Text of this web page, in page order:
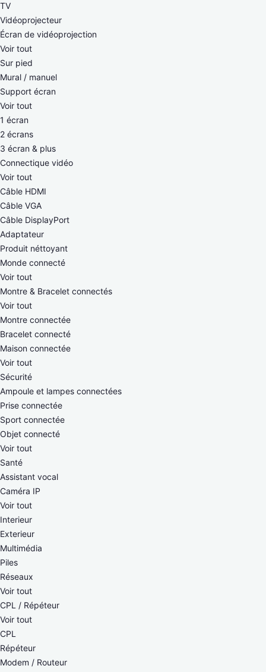
TV
Vidéoprojecteur
Écran de vidéoprojection
Voir tout
Sur pied
Mural / manuel
Support écran
Voir tout
1 écran
2 écrans
3 écran & plus
Connectique vidéo
Voir tout
Câble HDMI
Câble VGA
Câble DisplayPort
Adaptateur
Produit néttoyant
Monde connecté
Voir tout
Montre & Bracelet connectés
Voir tout
Montre connectée
Bracelet connecté
Maison connectée
Voir tout
Sécurité
Ampoule et lampes connectées
Prise connectée
Sport connectée
Objet connecté
Voir tout
Santé
Assistant vocal
Caméra IP
Voir tout
Interieur
Exterieur
Multimédia
Piles
Réseaux
Voir tout
CPL / Répéteur
Voir tout
CPL
Répéteur
Modem / Routeur